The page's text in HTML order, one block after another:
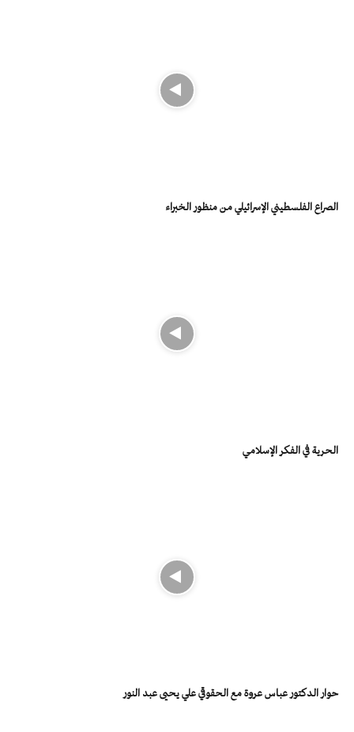
الصراع الفلسطيني الإسرائيلي من منظور الخبراء
الحرية في الفكر الإسلامي
حوار الدكتور عباس عروة مع الحقوقي علي يحيى عبد النور